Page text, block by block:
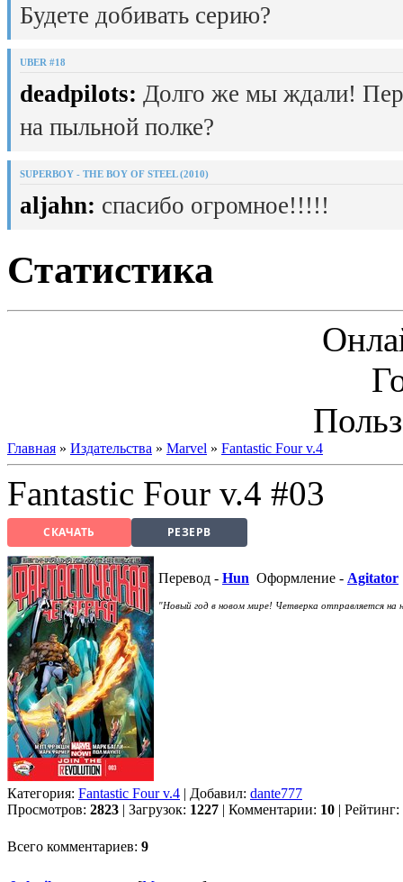
Будете добивать серию?
UBER #18
deadpilots: Долго же мы ждали!
на пыльной полке?
SUPERBOY - THE BOY OF STEEL (2010)
aljahn: спасибо огромное!!!!!
Статистика
Главная » Издательства » Marvel » Fantastic Four v.4
Fantastic Four v.4 #03
СКАЧАТЬ РЕЗЕРВ
Перевод - Hun Оформление - Agitator
"Новый год в новом мире! Четверка отправляется на
Категория: Fantastic Four v.4 | Добавил: dante777
Просмотров: 2823 | Загрузок: 1227 | Комментарии: 10 | Рейтинг:
Всего комментариев: 9